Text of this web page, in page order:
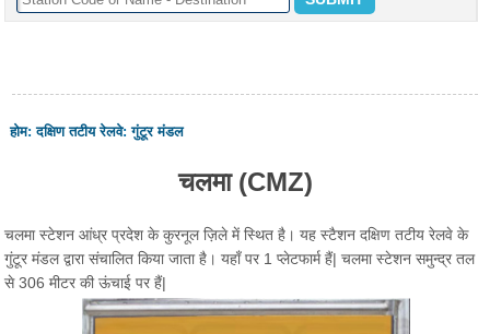
होम:दक्षिण तटीय रेलवे:गुंटूर मंडल
चलमा (CMZ)
चलमा स्टेशन आंध्र प्रदेश के कुरनूल ज़िले में स्थित है। यह स्टैशन दक्षिण तटीय रेलवे के
गुंटूर मंडल द्वारा संचालित किया जाता है। यहाँ पर 1 प्लेटफार्म हैं| चलमा स्टेशन समुन्द्र तल
से 306 मीटर की ऊंचाई पर हैं|